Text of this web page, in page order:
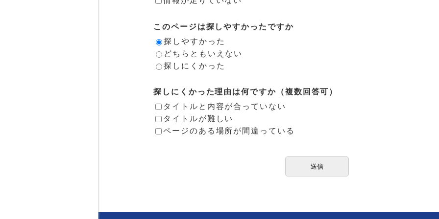
このページは探しやすかったですか
探しやすかった
どちらともいえない
探しにくかった
探しにくかった理由は何ですか（複数回答可）
タイトルと内容が合っていない
タイトルが難しい
ページのある場所が間違っている